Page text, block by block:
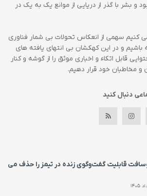
و بشر با گذر از دریایی از موانع یک به یک در
کنیم سهمی از انعکاس تحولات بی شمار فناوری
باشیم و در این کهکشان بی انتهای یافته های
قابل اتکاء و اخباری موثق را از گوشه و کنار
و مخاطبان خود قرار دهیم.
دنبال کنید
قابلیت گفت‌وگوی زنده در تیمز را حذف می‌